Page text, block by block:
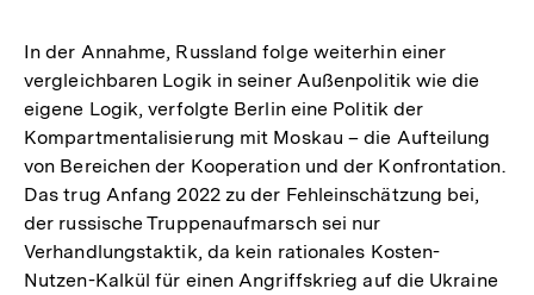
In der Annahme, Russland folge weiterhin einer
vergleichbaren Logik in seiner Außenpolitik wie die
eigene Logik, verfolgte Berlin eine Politik der
Kompartmentalisierung mit Moskau – die Aufteilung
von Bereichen der Kooperation und der Konfrontation.
Das trug Anfang 2022 zu der Fehleinschätzung bei,
der russische Truppenaufmarsch sei nur
Verhandlungstaktik, da kein rationales Kosten-
Nutzen-Kalkül für einen Angriffskrieg auf die Ukraine